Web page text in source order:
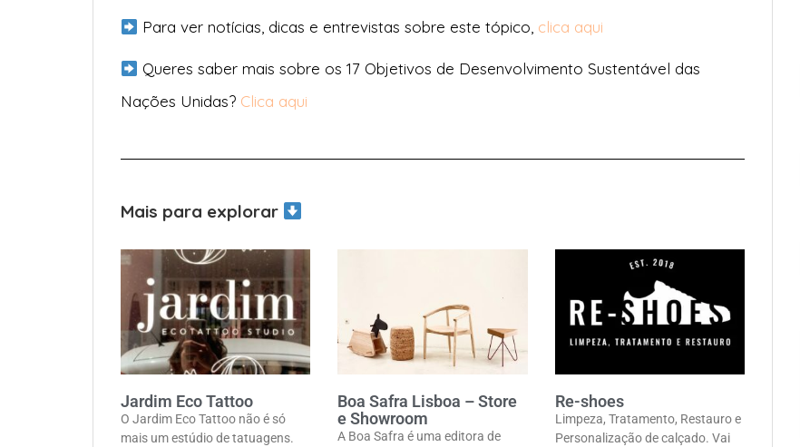
Para ver notícias, dicas e entrevistas sobre este tópico, clica aqui
Queres saber mais sobre os 17 Objetivos de Desenvolvimento Sustentável das
Nações Unidas? Clica aqui
Mais para explorar
Jardim Eco Tattoo
O Jardim Eco Tattoo não é só
mais um estúdio de tatuagens.
Boa Safra Lisboa – Store
e Showroom
A Boa Safra é uma editora de
Re-shoes
Limpeza, Tratamento, Restauro e
Personalização de calçado. Vai